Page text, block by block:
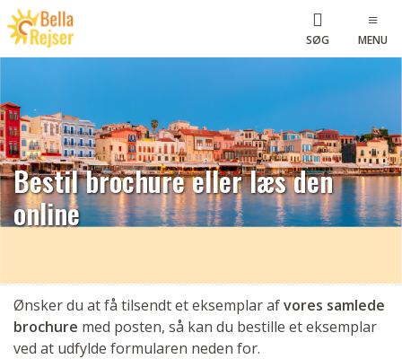
SØG MENU
Bestil brochure eller læs den
online
Ønsker du at få tilsendt et eksemplar afvores samlede
brochure med posten, så kan du bestille et eksemplar
ved at udfylde formularen neden for.